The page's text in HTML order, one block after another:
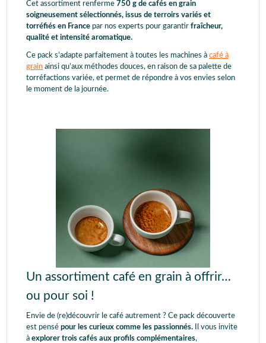
Cet assortiment renferme 750 g de cafés en grain
soigneusement sélectionnés, issus de terroirs variés et
torréfiés en France par nos experts pour garantir fraîcheur,
qualité et intensité aromatique.
Ce pack s’adapte parfaitement à toutes les machines à café à
grain ainsi qu’aux méthodes douces, en raison de sa palette de
torréfactions variée, et permet de répondre à vos envies selon
le moment de la journée.
Un assortiment café en grain à offrir…
ou pour soi !
Envie de (re)découvrir le café autrement ? Ce pack découverte
est pensé pour les curieux comme les passionnés. Il vous invite
à explorer trois cafés aux profils complémentaires,